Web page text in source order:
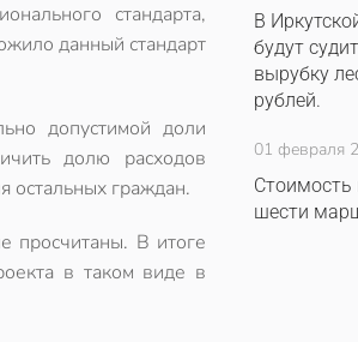
стандарта,
данный стандарт
допустимой доли
долю расходов
остальных граждан.
просчитаны. В итоге
в таком виде в
В
будут
вырубку
рублей.
01 февраля
Стоимость
шести